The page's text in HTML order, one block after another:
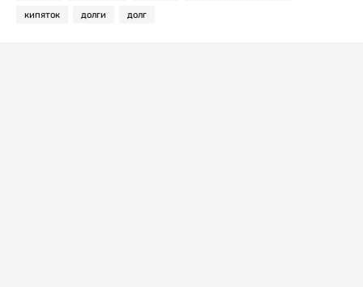
кипяток долги долг